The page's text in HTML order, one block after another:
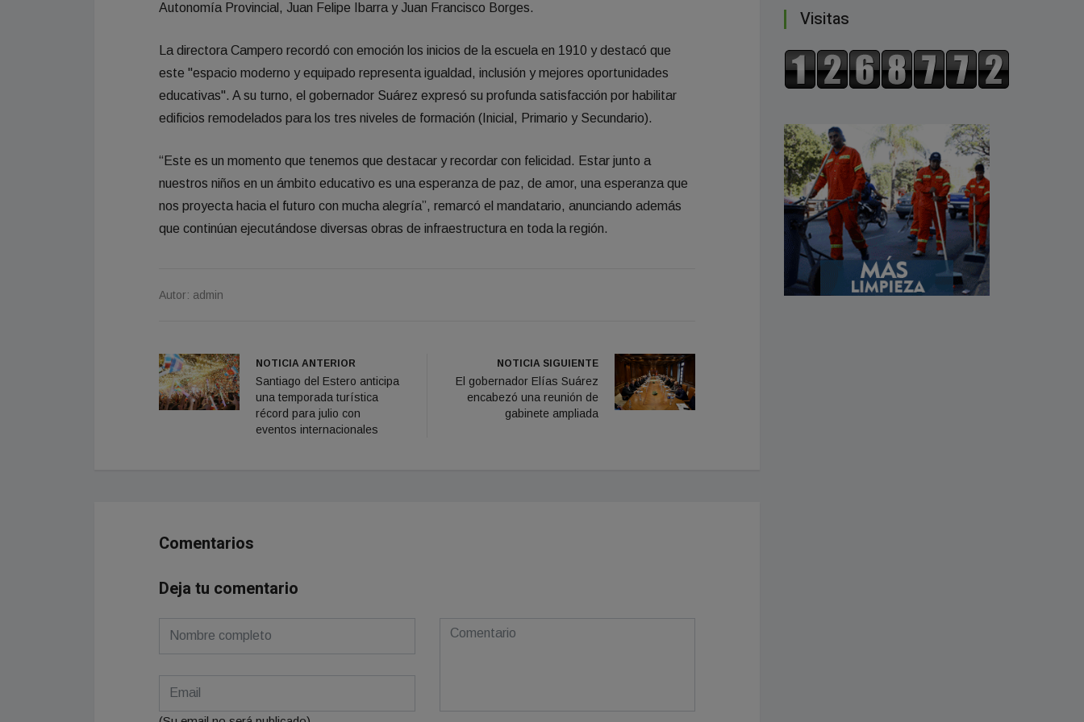
Autonomía Provincial, Juan Felipe Ibarra y Juan Francisco Borges.
La directora Campero recordó con emoción los inicios de la escuela en 1910 y destacó que
este "espacio moderno y equipado representa igualdad, inclusión y mejores oportunidades
educativas". A su turno, el gobernador Suárez expresó su profunda satisfacción por habilitar
edificios remodelados para los tres niveles de formación (Inicial, Primario y Secundario).
“Este es un momento que tenemos que destacar y recordar con felicidad. Estar junto a
nuestros niños en un ámbito educativo es una esperanza de paz, de amor, una esperanza que
nos proyecta hacia el futuro con mucha alegría”, remarcó el mandatario, anunciando además
que continúan ejecutándose diversas obras de infraestructura en toda la región.
Autor: admin
NOTICIA ANTERIOR
Santiago del Estero anticipa
una temporada turística
récord para julio con
eventos internacionales
NOTICIA SIGUIENTE
El gobernador Elías Suárez
encabezó una reunión de
gabinete ampliada
Comentarios
Deja tu comentario
Visitas